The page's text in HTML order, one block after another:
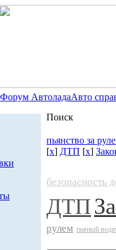
Форум АвтоладаАвто
Поиск
пьянство за
[x] ДТП [x]
безопасность
ДТП
рулем пьяный